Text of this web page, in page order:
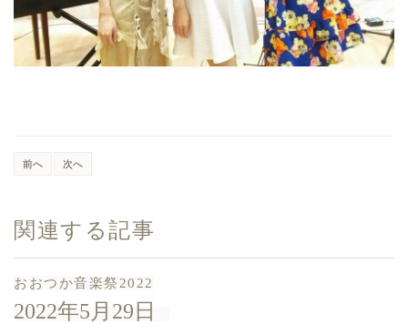
前へ 次へ
関連する記事
おおつか音楽祭2022
2022年5月29日